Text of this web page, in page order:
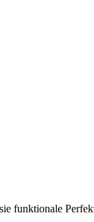
funktionale